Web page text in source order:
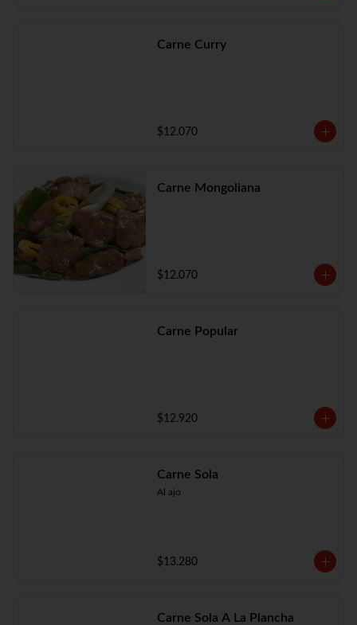
Carne Curry
$12.070
Carne Mongoliana
$12.070
Carne Popular
$12.920
Carne Sola
Al ajo
$13.280
Carne Sola A La Plancha